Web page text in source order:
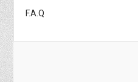
F.A.Q